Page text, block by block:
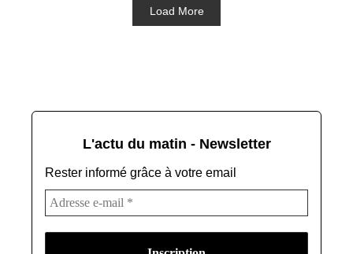
Load More
L'actu du matin - Newsletter
Rester informé grâce à votre email